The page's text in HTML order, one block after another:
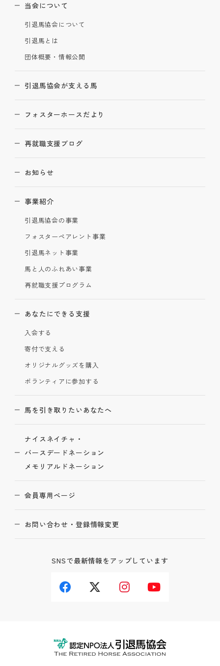
当会について
引退馬協会について
引退馬とは
団体概要・情報公開
引退馬協会が支える馬
フォスターホースだより
再就職支援ブログ
お知らせ
事業紹介
引退馬協会の事業
フォスターペアレント事業
引退馬ネット事業
馬と人のふれあい事業
再就職支援プログラム
あなたにできる支援
入会する
寄付で支える
オリジナルグッズを購入
ボランティアに参加する
馬を引き取りたいあなたへ
ナイスネイチャ・
バースデードネーション
メモリアルドネーション
会員専用ページ
お問い合わせ・登録情報変更
SNSで最新情報をアップしています